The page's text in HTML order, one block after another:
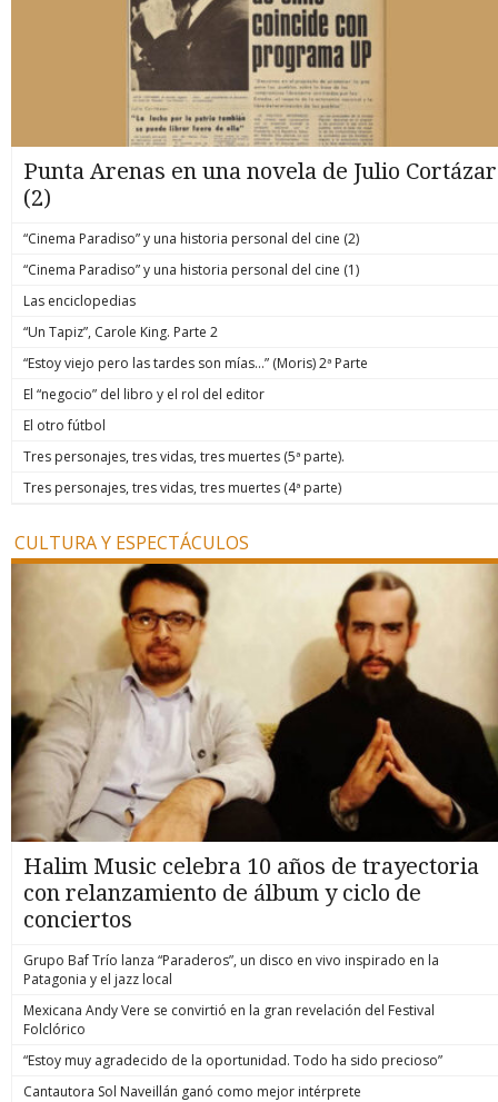
Punta Arenas en una novela de Julio Cortázar
(2)
“Cinema Paradiso” y una historia personal del cine (2)
“Cinema Paradiso” y una historia personal del cine (1)
Las enciclopedias
“Un Tapiz”, Carole King. Parte 2
“Estoy viejo pero las tardes son mías…” (Moris) 2ª Parte
El “negocio” del libro y el rol del editor
El otro fútbol
Tres personajes, tres vidas, tres muertes (5ª parte).
Tres personajes, tres vidas, tres muertes (4ª parte)
CULTURA Y ESPECTÁCULOS
Halim Music celebra 10 años de trayectoria
con relanzamiento de álbum y ciclo de
conciertos
Grupo Baf Trío lanza “Paraderos”, un disco en vivo inspirado en la
Patagonia y el jazz local
Mexicana Andy Vere se convirtió en la gran revelación del Festival
Folclórico
“Estoy muy agradecido de la oportunidad. Todo ha sido precioso”
Cantautora Sol Naveillán ganó como mejor intérprete